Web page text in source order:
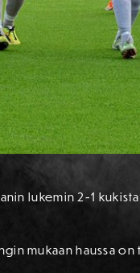
lukemin 2-1
mukaan haussa